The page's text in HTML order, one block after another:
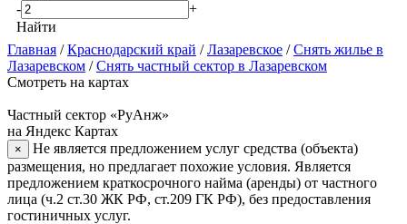
-
+
Найти
Главная /Краснодарский край /Лазаревское /Снять жилье в
Лазаревском /Снять частный сектор в Лазаревском
Смотреть на картах
Частный сектор «РуАнж»
на Яндекс Картах
×
Не является предложением услуг средства (объекта)
размещения, но предлагает похожие условия. Является
предложением краткосрочного найма (аренды) от частного
лица (ч.2 ст.30 ЖК РФ, ст.209 ГК РФ), без предоставления
гостиничных услуг.